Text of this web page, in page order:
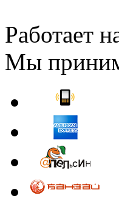
Работает
Мы